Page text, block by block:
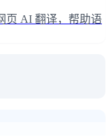
页 AI 翻译，帮助语